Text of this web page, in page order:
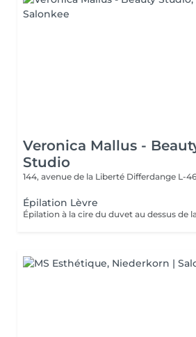
Veronica Mallus -
Studio
144, avenue de la Liberté Differdange L-
Épilation Lèvre
Épilation à la cire du duvet au dessus de